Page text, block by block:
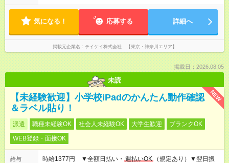
気になる！ 応募する 詳細へ
掲載元企業名 テイケイ株式会社 【東京・神奈川エリア】
掲載日：2026.08.05
未読
NEW
【未経験歓迎】小学校iPadのかんたん動作確認
＆ラベル貼り！
派遣 職種未経験OK 社会人未経験OK 大学生歓迎
ブランクOK
WEB登録・面接OK
給与 時給1377円 ▼全額日払い・ 週払いOK
（規定あり）▼翌日振